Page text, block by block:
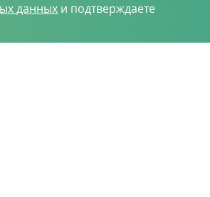
данных и подтверждаете